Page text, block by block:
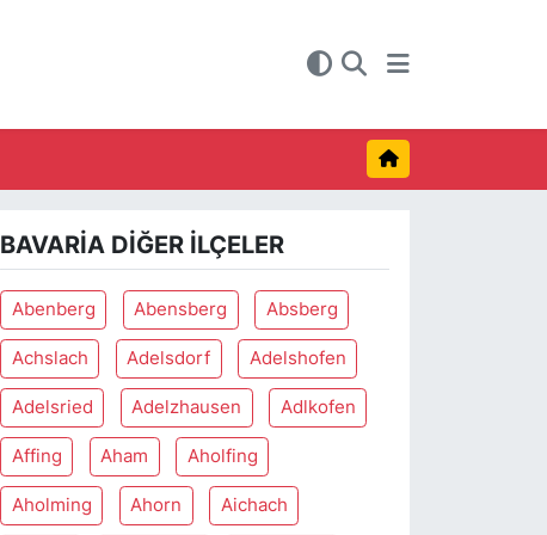
BAVARIA DIĞER İLÇELER
Abenberg Abensberg Absberg
Achslach Adelsdorf Adelshofen
Adelsried Adelzhausen Adlkofen
Affing Aham Aholfing
Aholming Ahorn Aichach